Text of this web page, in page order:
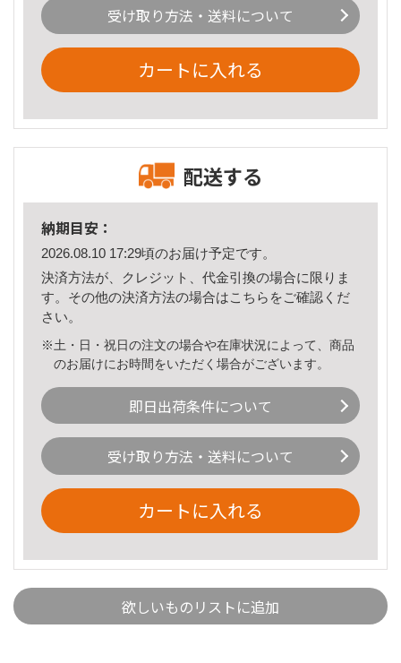
受け取り方法・送料について
カートに入れる
配送する
納期目安：
2026.08.10 17:29頃のお届け予定です。
決済方法が、クレジット、代金引換の場合に限りま
す。その他の決済方法の場合はこちら をご確認くだ
さい。
※土・日・祝日の注文の場合や在庫状況によって、商品
のお届けにお時間をいただく場合がございます。
即日出荷条件について
受け取り方法・送料について
カートに入れる
欲しいものリストに追加